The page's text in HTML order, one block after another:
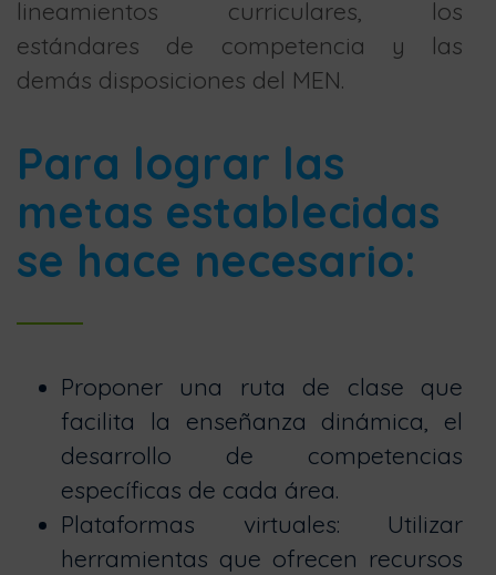
lineamientos curriculares, los
estándares de competencia y las
demás disposiciones del MEN.
Para lograr las
metas establecidas
se hace necesario:
Proponer una ruta de clase que
facilita la enseñanza dinámica, el
desarrollo de competencias
específicas de cada área.
Plataformas virtuales: Utilizar
herramientas que ofrecen recursos